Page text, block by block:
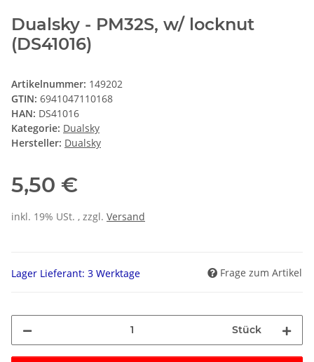
Dualsky - PM32S, w/ locknut
(DS41016)
Artikelnummer: 149202
GTIN: 6941047110168
HAN: DS41016
Kategorie: Dualsky
Hersteller: Dualsky
5,50 €
inkl. 19% USt. , zzgl. Versand
Lager Lieferant: 3 Werktage Frage zum Artikel
Stück